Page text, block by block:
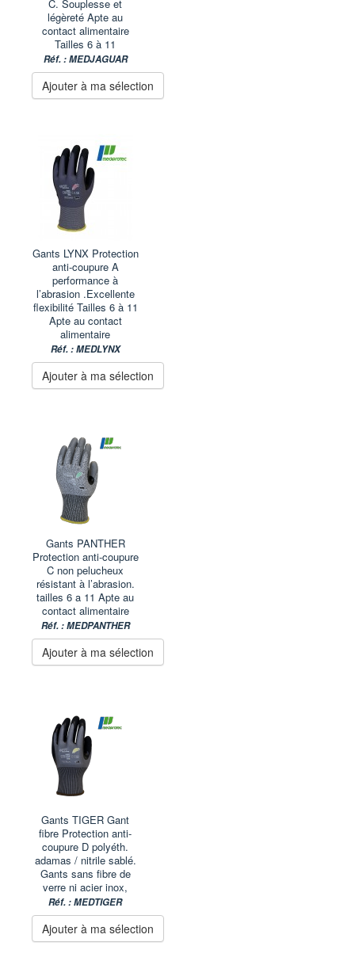
C. Souplesse et
légèreté Apte au
contact alimentaire
Tailles 6 à 11
Réf. : MEDJAGUAR
Ajouter à ma sélection
Gants LYNX Protection
anti-coupure A
performance à
l’abrasion .Excellente
flexibilité Tailles 6 à 11
Apte au contact
alimentaire
Réf. : MEDLYNX
Ajouter à ma sélection
Gants PANTHER
Protection anti-coupure
C non pelucheux
résistant à l’abrasion.
tailles 6 a 11 Apte au
contact alimentaire
Réf. : MEDPANTHER
Ajouter à ma sélection
Gants TIGER Gant
fibre Protection anti-
coupure D polyéth.
adamas / nitrile sablé.
Gants sans fibre de
verre ni acier inox,
Réf. : MEDTIGER
Ajouter à ma sélection